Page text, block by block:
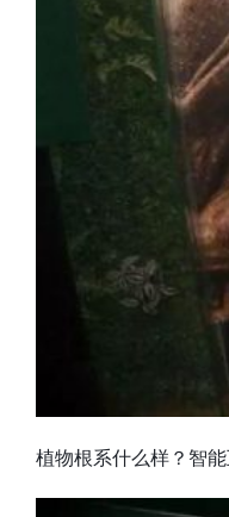
植物根系什么样？智